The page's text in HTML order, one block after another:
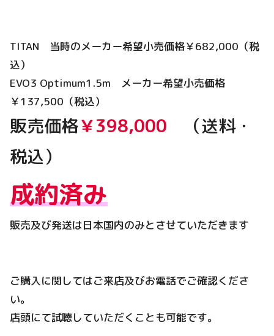
TITAN 当時のメーカー希望小売価格￥682,000（税
込）
EVO3 Optimum1.5m メーカー希望小売価格
￥137,500（税込）
販売価格￥398,000 （送料・
税込）
成約済み
販売及び発送は日本国内のみとさせていただきます
ご購入に関してはご来店及びお電話でご確認くださ
い。
店頭にて試聴していただくことも可能です。